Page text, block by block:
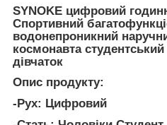
SYNOKE цифровий
Спортивний
водонепроникний
космонавта
дівчаток
Опис продукту:
-Рух: Цифровий